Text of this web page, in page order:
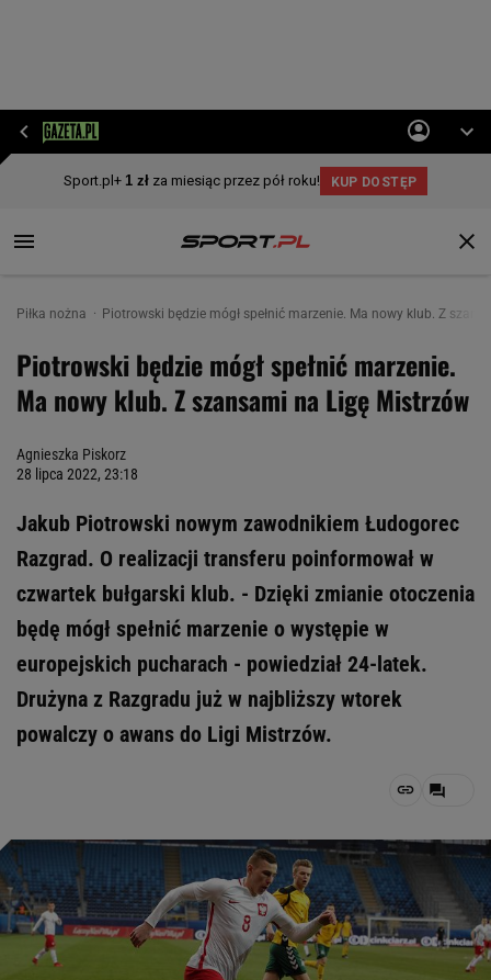
Piłka nożna Piotrowski będzie mógł spełnić marzenie. Ma nowy klub. Z
Piotrowski będzie mógł spełnić marzenie.
Ma nowy klub. Z szansami na Ligę Mistrzów
Agnieszka Piskorz
28 lipca 2022, 23:18
Jakub Piotrowski nowym zawodnikiem Łudogorec
Razgrad. O realizacji transferu poinformował w
czwartek bułgarski klub. - Dzięki zmianie otoczenia
będę mógł spełnić marzenie o występie w
europejskich pucharach - powiedział 24-latek.
Drużyna z Razgradu już w najbliższy wtorek
powalczy o awans do Ligi Mistrzów.